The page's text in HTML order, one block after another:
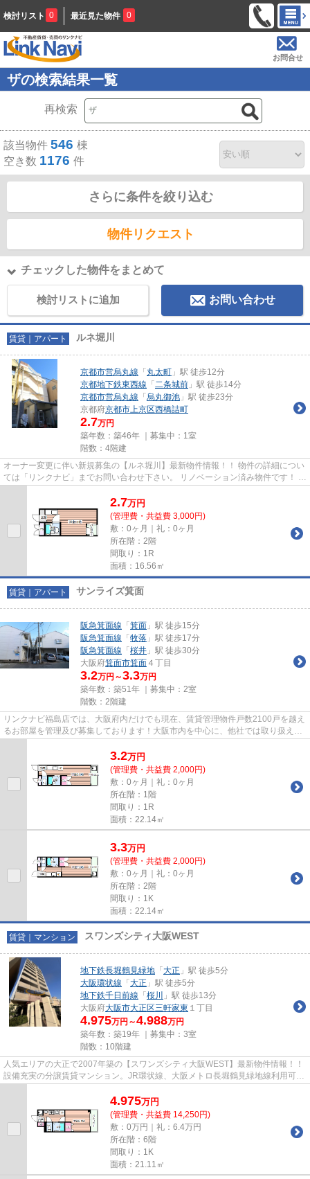
検討リスト 0 最近見た物件 0
お問合せ
ザの検索結果一覧
再検索
該当物件 546 棟
空き数 1176 件
さらに条件を絞り込む
物件リクエスト
チェックした物件をまとめて
検討リストに追加 お問い合わせ
賃貸｜アパート ルネ堀川
京都市営烏丸線 「 丸太町 」駅 徒歩12分
京都地下鉄東西線 「 二条城前 」駅 徒歩14分
京都市営烏丸線 「 烏丸御池 」駅 徒歩23分
京都府京都市上京区西橋詰町
2.7万円
築年数：築46年 ｜募集中： 1室
階数：4階建
オーナー変更に伴い新規募集の【ルネ堀川】最新物件情報！！ 物件の詳細につい
ては「リンクナビ」までお問い合わせ下さい。 リノベーション済み物件です！ ２
2.7万円
(管理費・共益費 3,000円)
敷：0ヶ月｜礼：0ヶ月
所在階：2階
間取り：1R
面積：16.56㎡
賃貸｜アパート サンライズ箕面
阪急箕面線 「 箕面 」駅 徒歩15分
阪急箕面線 「 牧落 」駅 徒歩17分
阪急箕面線 「 桜井 」駅 徒歩30分
大阪府箕面市箕面 ４丁目
3.2万円～3.3万円
築年数：築51年 ｜募集中： 2室
階数：2階建
リンクナビ福島店では、大阪府内だけでも現在、賃貸管理物件戸数2100戸を越え
るお部屋を管理及び募集しております！大阪市内を中心に、他社では取り扱えな
3.2万円
(管理費・共益費 2,000円)
敷：0ヶ月｜礼：0ヶ月
所在階：1階
間取り：1R
面積：22.14㎡
3.3万円
(管理費・共益費 2,000円)
敷：0ヶ月｜礼：0ヶ月
所在階：2階
間取り：1K
面積：22.14㎡
賃貸｜マンション スワンズシティ大阪WEST
地下鉄長堀鶴見緑地 「 大正 」駅 徒歩5分
大阪環状線 「 大正 」駅 徒歩5分
地下鉄千日前線 「 桜川
」駅 徒歩13分
大阪府大阪市大正区三軒家東 １丁目
4.975万円～4.988万円
築年数：築19年 ｜募集中： 3室
階数：10階建
人気エリアの大正で2007年築の【スワンズシティ大阪WEST】最新物件情報！！
設備充実の分譲賃貸マンション。JR環状線、大阪メトロ長堀鶴見緑地線利用可
4.975万円
(管理費・共益費 14,250円)
敷：0万円｜礼：6.4万円
所在階：6階
間取り：1K
面積：21.11㎡